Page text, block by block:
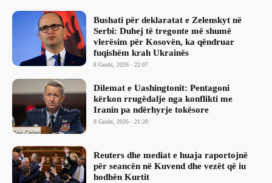
Bushati për deklaratat e Zelenskyt në
Serbi: Duhej të tregonte më shumë
vlerësim për Kosovën, ka qëndruar
fuqishëm krah Ukrainës
8 Gusht, 2026 - 22:07
Dilemat e Uashingtonit: Pentagoni
kërkon rrugëdalje nga konflikti me
Iranin pa ndërhyrje tokësore
8 Gusht, 2026 - 21:20
Reuters dhe mediat e huaja raportojnë
për seancën në Kuvend dhe vezët që iu
hodhën Kurtit